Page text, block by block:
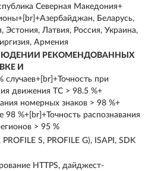
Северная Македония+
Беларусь,
Эстония, Латвия, Россия, Украина,
Армения
РЕКОМЕНДОВАННЫХ
И
случаев+[br]+Точность при
движения ТС > 98.5 %+
номерных знаков > 98 %+
98 %+[br]+Точность распознавания
> 95 %
S, PROFILE G), ISAPI, SDK
HTTPS, дайджест-